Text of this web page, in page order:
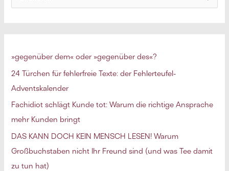
u
:
»gegenüber dem« oder »gegenüber des«?
24 Türchen für fehlerfreie Texte: der Fehlerteufel-
Adventskalender
Fachidiot schlägt Kunde tot: Warum die richtige Ansprache
mehr Kunden bringt
DAS KANN DOCH KEIN MENSCH LESEN! Warum
Großbuchstaben nicht Ihr Freund sind (und was Tee damit
zu tun hat)